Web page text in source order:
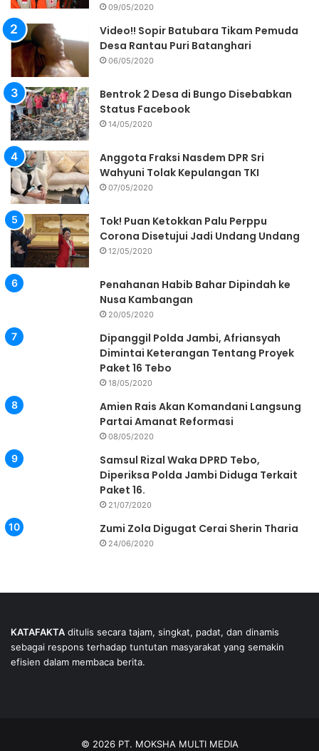
09/05/2020
Video!! Sopir Batubara Tikam Pemuda
Desa Rantau Puri Batanghari
06/05/2020
Bentrok 2 Desa di Bungo Disebabkan
Status Facebook
14/05/2020
Anggota Fraksi Nasdem DPR Sri
Wahyuni Tolak Kepulangan TKI
07/05/2020
Tok! Puan Ketokkan Palu Perppu
Corona Disetujui Jadi Undang Undang
12/05/2020
Penahanan Habib Bahar Dipindah ke
Nusa Kambangan
20/05/2020
Dipanggil Polda Jambi, Afriansyah
Dimintai Keterangan Tentang Proyek
Paket 16 Tebo
18/05/2020
Amien Rais Akan Komandani Langsung
Partai Amanat Reformasi
08/05/2020
Samsul Rizal Waka DPRD Tebo,
Diperiksa Polda Jambi Diduga Terkait
Paket 16.
21/07/2020
Zumi Zola Digugat Cerai Sherin Tharia
24/06/2020
KATAFAKTA ditulis secara tajam, singkat, padat, dan dinamis
sebagai respons terhadap tuntutan masyarakat yang semakin
efisien dalam membaca berita.
© 2026 PT. MOKSHA MULTI MEDIA